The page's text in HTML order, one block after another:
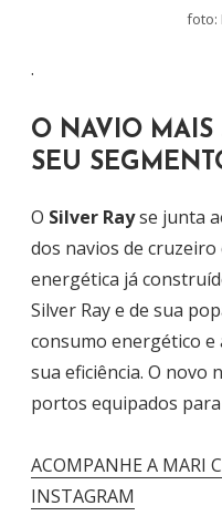
foto:
.
O NAVIO MAIS
SEU
O Silver Rayse junta
dos navios de
energética já
Silver Ray e de sua
consumo energético
sua eficiência. O novo
portos equipados
ACOMPANHE A MARI
INSTAGRAM